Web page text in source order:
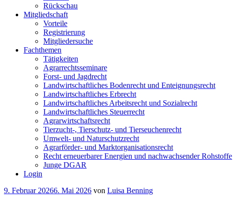
Rückschau
Mitgliedschaft
Vorteile
Registrierung
Mitgliedersuche
Fachthemen
Tätigkeiten
Agrarrechtsseminare
Forst- und Jagdrecht
Landwirtschaftliches Bodenrecht und Enteignungsrecht
Landwirtschaftliches Erbrecht
Landwirtschaftliches Arbeitsrecht und Sozialrecht
Landwirtschaftliches Steuerrecht
Agrarwirtschaftsrecht
Tierzucht-, Tierschutz- und Tierseuchenrecht
Umwelt- und Naturschutzrecht
Agrarförder- und Marktorganisationsrecht
Recht erneuerbarer Energien und nachwachsender Rohstoffe
Junge DGAR
Login
Veröffentlicht
9. Februar 20266. Mai 2026 von Luisa Benning